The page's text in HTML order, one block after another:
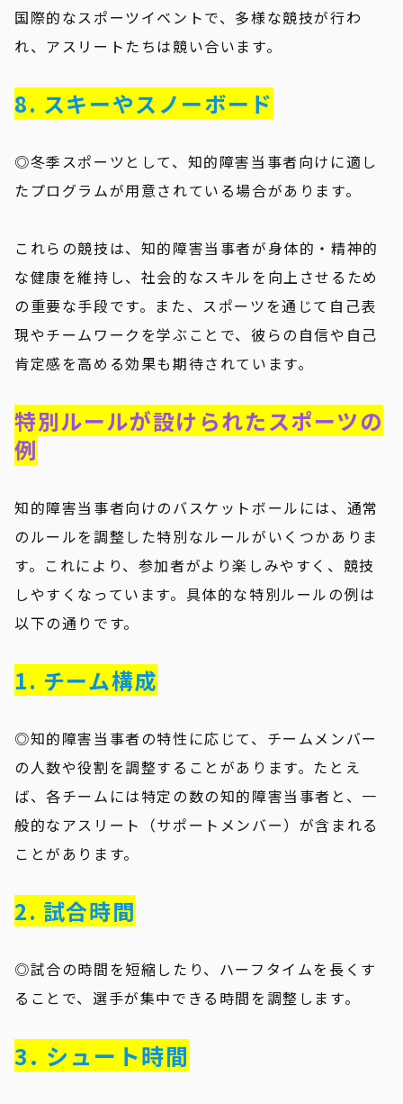
国際的なスポーツイベントで、多様な競技が行わ
れ、アスリートたちは競い合います。
8. スキーやスノーボード
◎冬季スポーツとして、知的障害当事者向けに適し
たプログラムが用意されている場合があります。
これらの競技は、知的障害当事者が身体的・精神的
な健康を維持し、社会的なスキルを向上させるため
の重要な手段です。また、スポーツを通じて自己表
現やチームワークを学ぶことで、彼らの自信や自己
肯定感を高める効果も期待されています。
特別ルールが設けられたスポーツの
例
知的障害当事者向けのバスケットボールには、通常
のルールを調整した特別なルールがいくつかありま
す。これにより、参加者がより楽しみやすく、競技
しやすくなっています。具体的な特別ルールの例は
以下の通りです。
1. チーム構成
◎知的障害当事者の特性に応じて、チームメンバー
の人数や役割を調整することがあります。たとえ
ば、各チームには特定の数の知的障害当事者と、一
般的なアスリート（サポートメンバー）が含まれる
ことがあります。
2. 試合時間
◎試合の時間を短縮したり、ハーフタイムを長くす
ることで、選手が集中できる時間を調整します。
3. シュート時間